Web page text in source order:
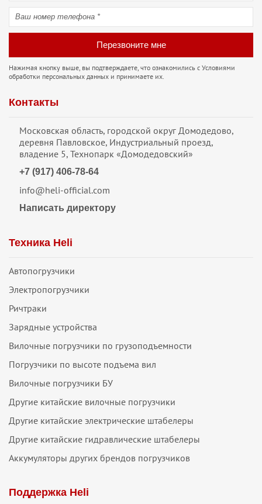
Перезвоните мне
Нажимая кнопку выше, вы подтверждаете, что ознакомились с Условиями
обработки персональных данных и принимаете их.
Контакты
Московская область, городской округ Домодедово,
деревня Павловское, Индустриальный проезд,
владение 5, Технопарк «Домодедовский»
+7 (917) 406-78-64
info@heli-official.com
Написать директору
Техника Heli
Автопогрузчики
Электропогрузчики
Ричтраки
Зарядные устройства
Вилочные погрузчики по грузоподъемности
Погрузчики по высоте подъема вил
Вилочные погрузчики БУ
Другие китайские вилочные погрузчики
Другие китайские электрические штабелеры
Другие китайские гидравлические штабелеры
Аккумуляторы других брендов погрузчиков
Поддержка Heli